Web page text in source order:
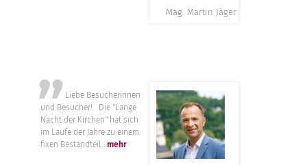
Mag. Martin Jäger
”
Liebe Besucherinnen
und Besucher! Die "Lange
Nacht der Kirchen" hat sich
im Laufe der Jahre zu einem
fixen Bestandteil...mehr